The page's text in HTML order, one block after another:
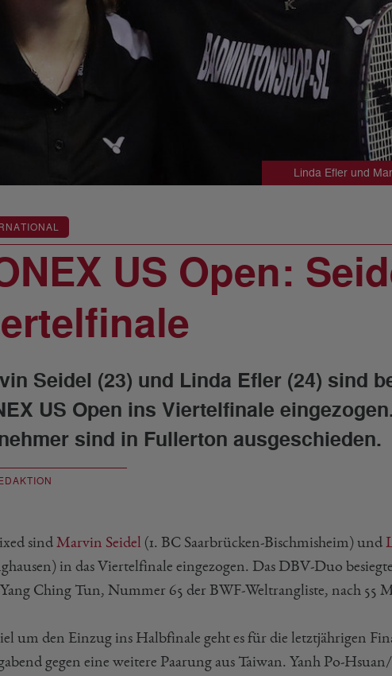
Linda Efler und
US Open:
Seidel (23) und Linda Efler (24) sind
US Open ins Viertelfinale
sind in Fullerton ausgeschieden.
sind Marvin Seidel (1. BC Saarbrücken-Bischmisheim) und
in das Viertelfinale eingezogen. Das DBV-Duo
Ching Tun, Nummer 65 der BWF-Weltrangliste, nach 55
um den Einzug ins Halbfinale geht es für die letztjährigen
gegen eine weitere Paarung aus Taiwan. Yanh Po-